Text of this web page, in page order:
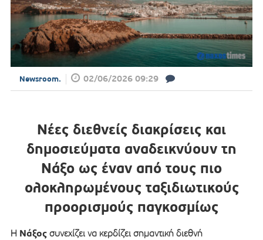
Newsroom. 02/06/2026 09:29
Νέες διεθνείς διακρίσεις και
δημοσιεύματα αναδεικνύουν τη
Νάξο ως έναν από τους πιο
ολοκληρωμένους ταξιδιωτικούς
προορισμούς παγκοσμίως
Η Νάξοςσυνεχίζει να κερδίζει σημαντική διεθνή